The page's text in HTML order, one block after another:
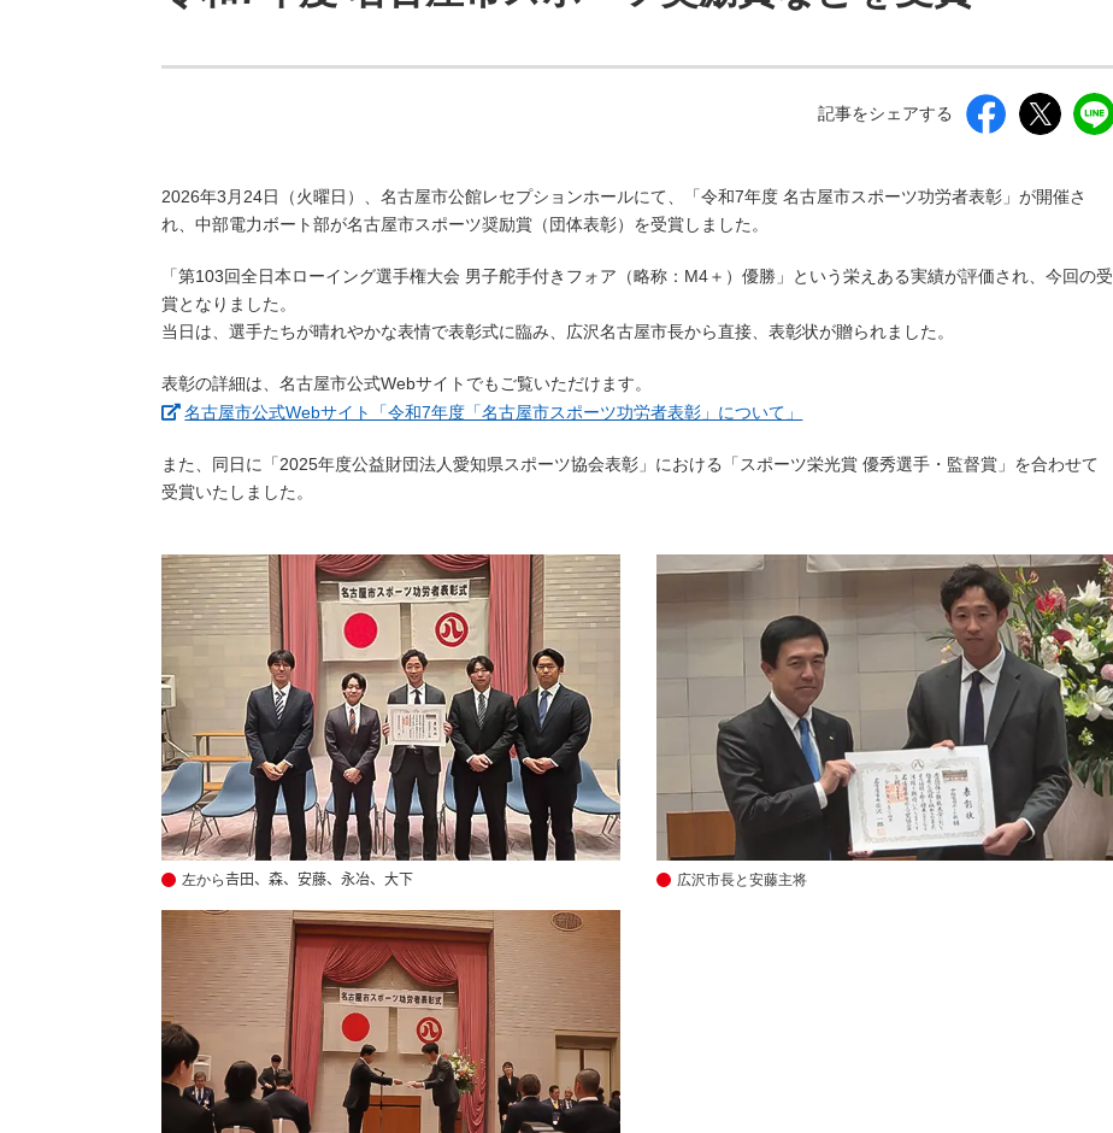
記事をシェアする
2026年3月24日（火曜日）、名古屋市公館レセプションホールにて、「令和7年度 名古屋市スポーツ功労者表彰」が開催さ
れ、中部電力ボート部が名古屋市スポーツ奨励賞（団体表彰）を受賞しました。
「第103回全日本ローイング選手権大会 男子舵手付きフォア（略称：M4＋）優勝」という栄えある実績が評価され、今回の受
賞となりました。
当日は、選手たちが晴れやかな表情で表彰式に臨み、広沢名古屋市長から直接、表彰状が贈られました。
表彰の詳細は、名古屋市公式Webサイトでもご覧いただけます。
名古屋市公式Webサイト「令和7年度「名古屋市スポーツ功労者表彰」について」
また、同日に「2025年度公益財団法人愛知県スポーツ協会表彰」における「スポーツ栄光賞 優秀選手・監督賞」を合わせて
受賞いたしました。
左から𠮷田、森、安藤、永冶、大下 広沢市長と安藤主将